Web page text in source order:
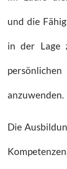
und die
in der Lage
anzuwenden.
Die